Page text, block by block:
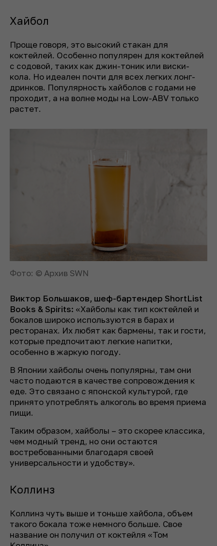
Хайбол
Проще говоря, это высокий стакан для
коктейлей. Особенно популярен для коктейлей
с содовой, таких как джин-тоник или виски-
кола. Но идеален почти для всех легких лонг-
дринков. Популярность хайболов с годами не
проходит, а на волне моды на Low-ABV только
растет.
Фото: © Архив SWN
Виктор Большаков, шеф-бартендер ShortList
Books & Spirits: «Хайболы как тип коктейлей и
бокалов широко используются в барах и
ресторанах. Их любят как бармены, так и гости,
которые предпочитают легкие напитки,
особенно в жаркую погоду.
В Японии хайболы очень популярны, там они
часто подаются в качестве сопровождения к
еде. Это связано с японской культурой, где
принято употреблять алкоголь во время приема
пищи.
Таким образом, хайболы – это скорее классика,
чем модный тренд, но они остаются
востребованными благодаря своей
универсальности и удобству».
Коллинз
Коллинз чуть выше и тоньше хайбола, объем
такого бокала тоже немного больше. Свое
название он получил от коктейля «Том